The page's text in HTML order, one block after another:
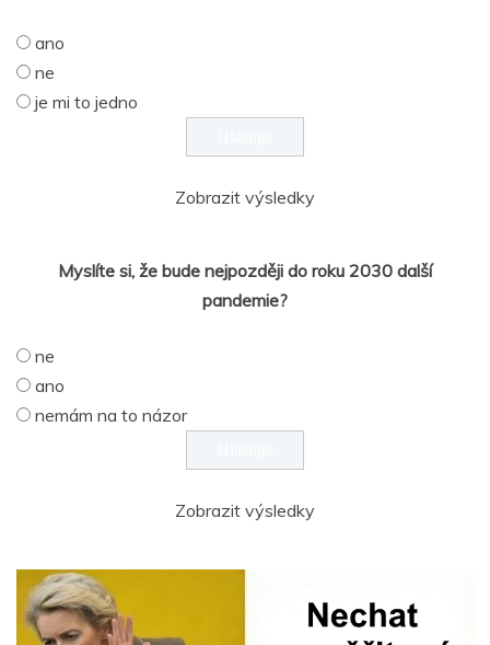
ano
ne
je mi to jedno
Zobrazit výsledky
Myslíte si, že bude nejpozději do roku 2030 další
pandemie?
ne
ano
nemám na to názor
Zobrazit výsledky